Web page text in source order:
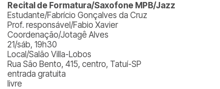
Recital de Formatura/Saxofone MPB/Jazz
Estudante/Fabrício Gonçalves da Cruz
Prof. responsável/Fabio Xavier
Coordenação/Jotagê Alves
21/sáb, 19h30
Local/Salão Villa-Lobos
Rua São Bento, 415, centro, Tatuí-SP
entrada gratuita
livre